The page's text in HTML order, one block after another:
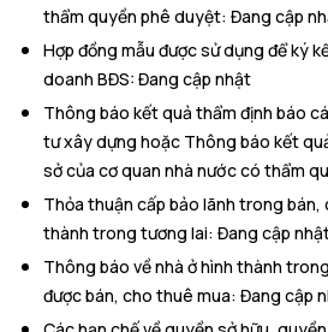
thẩm quyền phê duyệt: Đang cập
Hợp đồng mẫu được sử dụng để ký
doanh BĐS: Đang cập nhật
Thông báo kết quả thẩm định báo
tư xây dựng hoặc Thông báo kết
sở của cơ quan nhà nước có thẩm
Thỏa thuận cấp bảo lãnh trong bán,
thành trong tương lai: Đang cập
Thông báo về nhà ở hình thành
được bán, cho thuê mua: Đang cập